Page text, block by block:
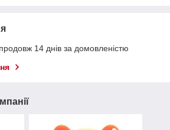
14 днів за домовленістю